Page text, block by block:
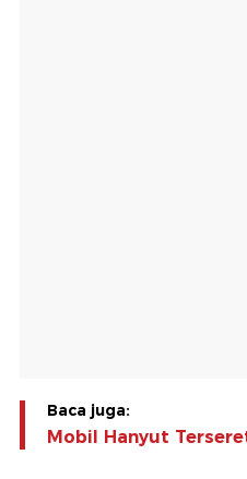
Baca juga:
Mobil Hanyut